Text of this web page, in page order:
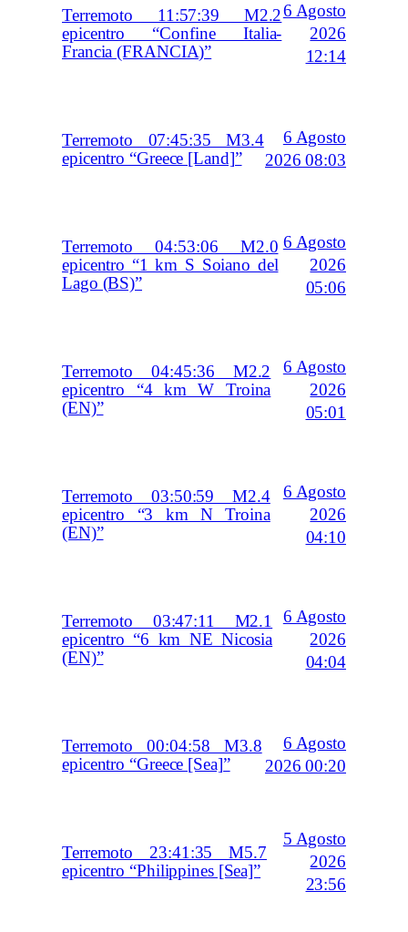
Terremoto 11:57:39 M2.2
epicentro “Confine Italia-
Francia (FRANCIA)”
6 Agosto
2026
12:14
Terremoto 07:45:35 M3.4
epicentro “Greece [Land]”
6 Agosto
2026 08:03
Terremoto 04:53:06 M2.0
epicentro “1 km S Soiano del
Lago (BS)”
6 Agosto
2026
05:06
Terremoto 04:45:36 M2.2
epicentro “4 km W Troina
(EN)”
6 Agosto
2026
05:01
Terremoto 03:50:59 M2.4
epicentro “3 km N Troina
(EN)”
6 Agosto
2026
04:10
Terremoto 03:47:11 M2.1
epicentro “6 km NE Nicosia
(EN)”
6 Agosto
2026
04:04
Terremoto 00:04:58 M3.8
epicentro “Greece [Sea]”
6 Agosto
2026 00:20
Terremoto 23:41:35 M5.7
epicentro “Philippines [Sea]”
5 Agosto
2026
23:56